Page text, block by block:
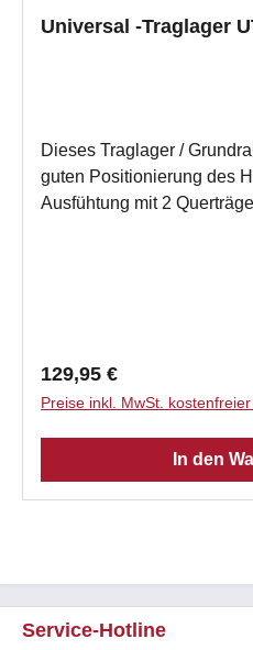
Universal -Traglager
Dieses Traglager /
guten Positionierung des
Ausfühtung mit 2
Regulärer Preis:
129,95 €
Preise inkl. MwSt.
In den
Service-Hotline